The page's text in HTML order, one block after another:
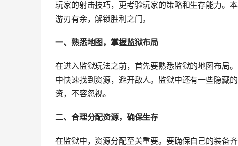
玩家的射击技巧，更考验玩家的策略和生存能力。
游刃有余，解锁胜利之门。
一、熟悉地图，掌握监狱布局
在进入监狱玩法之前，首先要熟悉监狱的地图布局
中快速找到资源，避开敌人。监狱中还有一些隐藏
资，不容忽视。
二、合理分配资源，确保生存
在监狱中，资源分配至关重要。要确保自己的装备